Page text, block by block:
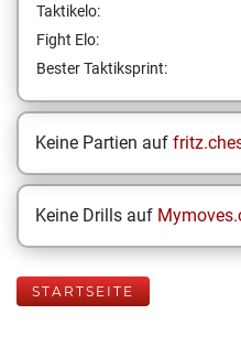
Taktikelo:
Fight Elo:
Bester Taktiksprint:
Keine Partien auf
Keine Drills auf
STARTSEITE